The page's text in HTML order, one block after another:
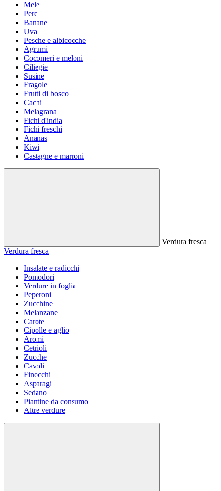
Mele
Pere
Banane
Uva
Pesche e albicocche
Agrumi
Cocomeri e meloni
Ciliegie
Susine
Fragole
Frutti di bosco
Cachi
Melagrana
Fichi d'india
Fichi freschi
Ananas
Kiwi
Castagne e marroni
Verdura fresca
Verdura fresca
Insalate e radicchi
Pomodori
Verdure in foglia
Peperoni
Zucchine
Melanzane
Carote
Cipolle e aglio
Aromi
Cetrioli
Zucche
Cavoli
Finocchi
Asparagi
Sedano
Piantine da consumo
Altre verdure